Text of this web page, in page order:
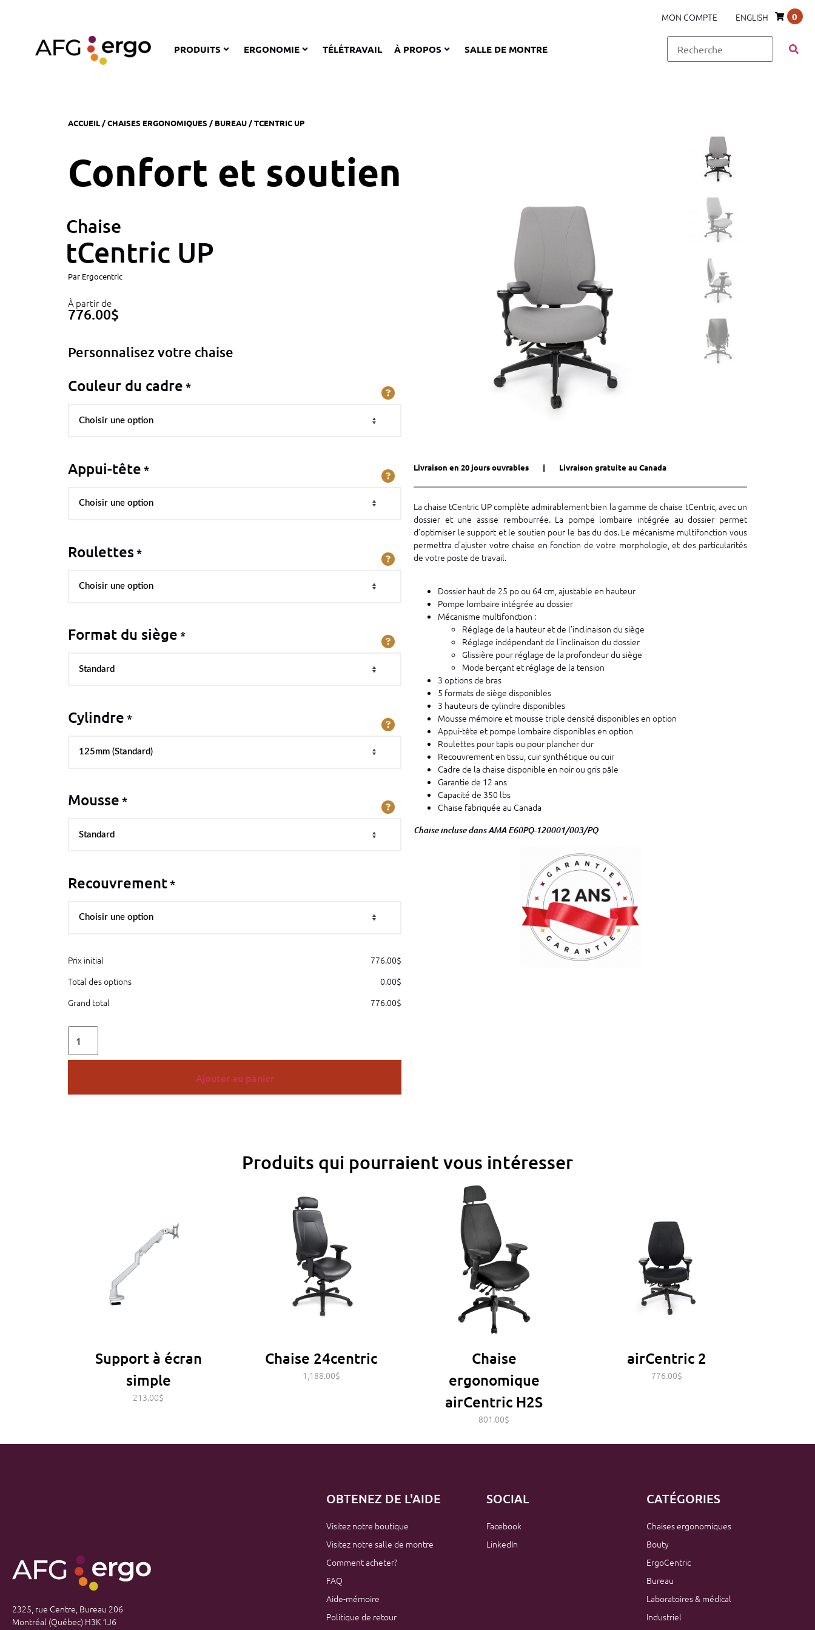
0
MON COMPTE ENGLISH
PRODUITS ERGONOMIE TÉLÉTRAVAIL À PROPOS SALLE DE MONTRE
ACCUEIL /CHAISES ERGONOMIQUES / BUREAU / TCENTRIC UP
Confort et soutien
Chaise
tCentric UP
Par Ergocentric
À partir de
776.00$
Personnalisez votre chaise
Couleur du cadre *
Appui-tête *
Roulettes *
Format du siège *
Cylindre *
Mousse *
Recouvrement*
Prix initial 776.00$
Total des options
0.00$
Grand total
776.00$
Ajouter au panier
Livraison en 20 jours ouvrables | Livraison gratuite au Canada
La chaise tCentric UP complète admirablement bien la gamme de chaise tCentric, avec un
dossier et une assise rembourrée. La pompe lombaire intégrée au dossier permet
d’optimiser le support et le soutien pour le bas du dos. Le mécanisme multifonction vous
permettra d’ajuster votre chaise en fonction de votre morphologie, et des particularités
de votre poste de travail.
Dossier haut de 25 po ou 64 cm, ajustable en hauteur
Pompe lombaire intégrée au dossier
Mécanisme multifonction :
Réglage de la hauteur et de l’inclinaison du siège
Réglage indépendant de l’inclinaison du dossier
Glissière pour réglage de la profondeur du siège
Mode berçant et réglage de la tension
3 options de bras
5 formats de siège disponibles
3 hauteurs de cylindre disponibles
Mousse mémoire et mousse triple densité disponibles en option
Appui-tête et pompe lombaire disponibles en option
Roulettes pour tapis ou pour plancher dur
Recouvrement en tissu, cuir synthétique ou cuir
Cadre de la chaise disponible en noir ou gris pâle
Garantie de 12 ans
Capacité de 350 lbs
Chaise fabriquée au Canada
Chaise incluse dans AMA E60PQ-120001/003/PQ
Produits qui pourraient vous intéresser
Support à écran
Chaise 24centric
ergonomique
airCentric H2S
airCentric 2
2325, rue Centre, Bureau 206
Montréal (Québec) H3K 1J6
OBTENEZ DE L'AIDE
Visitez notre boutique
Visitez notre salle de montre
Comment acheter?
FAQ
Aide-mémoire
Politique de retour
SOCIAL
Facebook
LinkedIn
CATÉGORIES
Chaises ergonomiques
Bouty
ErgoCentric
Bureau
Laboratoires & médical
Industriel